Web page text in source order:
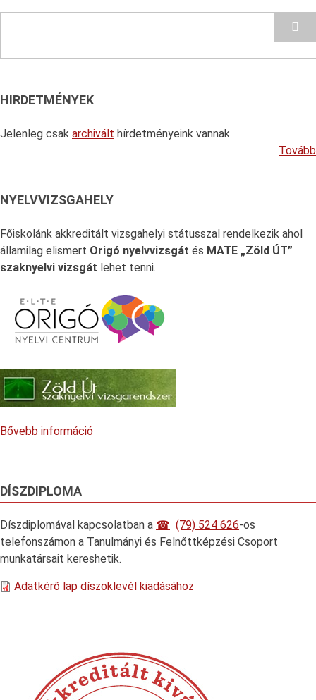
HIRDETMÉNYEK
Jelenleg csak archivált hírdetményeink vannak
Tovább
NYELVVIZSGAHELY
Főiskolánk akkreditált vizsgahelyi státusszal rendelkezik ahol
államilag elismert Origó nyelvvizsgát és MATE „Zöld ÚT”
szaknyelvi vizsgát lehet tenni.
Bővebb információ
DÍSZDIPLOMA
Díszdiplomával kapcsolatban a (79) 524 626-os
telefonszámon a Tanulmányi és Felnőttképzési Csoport
munkatársait kereshetik.
Adatkérő lap díszoklevél kiadásához